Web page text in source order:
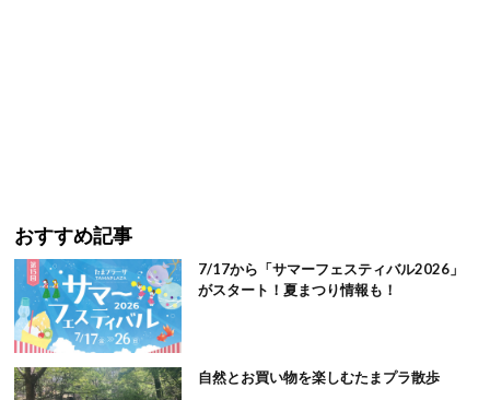
おすすめ記事
7/17から「サマーフェスティバル2026」
がスタート！夏まつり情報も！
自然とお買い物を楽しむたまプラ散歩